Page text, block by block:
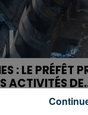
: LE PRÉFÊT
ACTIVITÉS